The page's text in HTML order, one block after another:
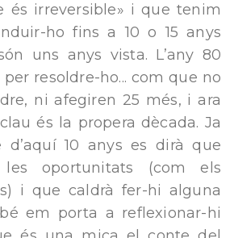
és irreversible» i que tenim
ho fins a 10 o 15 anys
uns anys vista. L’any 80
resoldre-ho... com que no
ni afegiren 25 més, i ara
és la propera dècada. Ja
d’aquí 10 anys es dirà que
les oportunitats (com els
i que caldrà fer-hi alguna
em porta a reflexionar-hi